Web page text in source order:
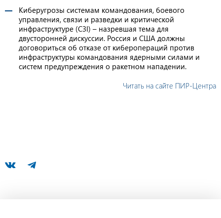
Киберугрозы системам командования, боевого
управления, связи и разведки и критической
инфраструктуре (C3I) – назревшая тема для
двусторонней дискуссии. Россия и США должны
договориться об отказе от киберопераций против
инфраструктуры командования ядерными силами и
систем предупреждения о ракетном нападении.
Читать на сайте ПИР-Центра